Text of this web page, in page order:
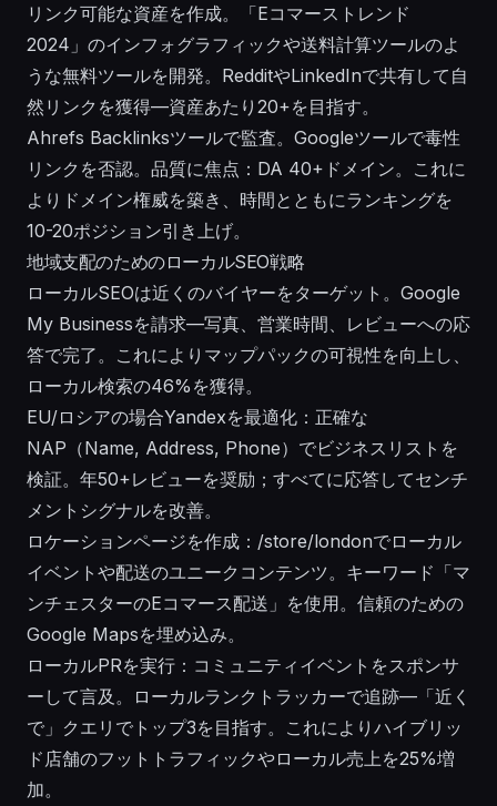
リンク可能な資産を作成。「Eコマーストレンド
2024」のインフォグラフィックや送料計算ツールのよ
うな無料ツールを開発。RedditやLinkedInで共有して自
然リンクを獲得—資産あたり20+を目指す。
Ahrefs Backlinksツールで監査。Googleツールで毒性
リンクを否認。品質に焦点：DA 40+ドメイン。これに
よりドメイン権威を築き、時間とともにランキングを
10-20ポジション引き上げ。
地域支配のためのローカルSEO戦略
ローカルSEOは近くのバイヤーをターゲット。Google
My Businessを請求—写真、営業時間、レビューへの応
答で完了。これによりマップパックの可視性を向上し、
ローカル検索の46%を獲得。
EU/ロシアの場合Yandexを最適化：正確な
NAP（Name, Address, Phone）でビジネスリストを
検証。年50+レビューを奨励；すべてに応答してセンチ
メントシグナルを改善。
ロケーションページを作成：/store/londonでローカル
イベントや配送のユニークコンテンツ。キーワード「マ
ンチェスターのEコマース配送」を使用。信頼のための
Google Mapsを埋め込み。
ローカルPRを実行：コミュニティイベントをスポンサ
ーして言及。ローカルランクトラッカーで追跡—「近く
で」クエリでトップ3を目指す。これによりハイブリッ
ド店舗のフットトラフィックやローカル売上を25%増
加。